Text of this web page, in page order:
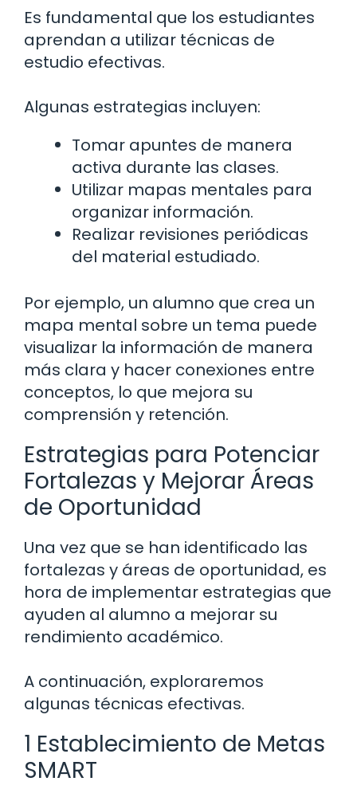
Es fundamental que los estudiantes
aprendan a utilizar técnicas de
estudio efectivas.
Algunas estrategias incluyen:
Tomar apuntes de manera
activa durante las clases.
Utilizar mapas mentales para
organizar información.
Realizar revisiones periódicas
del material estudiado.
Por ejemplo, un alumno que crea un
mapa mental sobre un tema puede
visualizar la información de manera
más clara y hacer conexiones entre
conceptos, lo que mejora su
comprensión y retención.
Estrategias para Potenciar
Fortalezas y Mejorar Áreas
de Oportunidad
Una vez que se han identificado las
fortalezas y áreas de oportunidad, es
hora de implementar estrategias que
ayuden al alumno a mejorar su
rendimiento académico.
A continuación, exploraremos
algunas técnicas efectivas.
1 Establecimiento de Metas
SMART